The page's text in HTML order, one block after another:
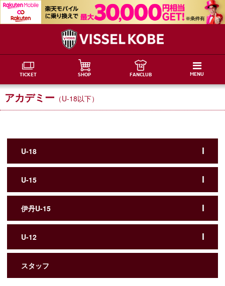
TICKET SHOP FANCLUB MENU
アカデミー （U-18以下）
U-18
U-15
伊丹U-15
U-12
スタッフ